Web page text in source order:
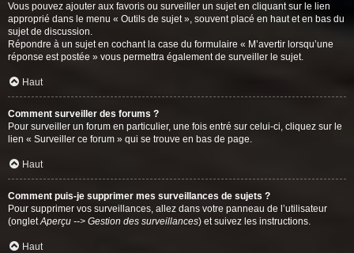
Vous pouvez ajouter aux favoris ou surveiller un sujet en cliquant sur le lien
approprié dans le menu « Outils de sujet », souvent placé en haut et en bas du
sujet de discussion.
Répondre à un sujet en cochant la case du formulaire « M’avertir lorsqu’une
réponse est postée » vous permettra également de surveiller le sujet.
Haut
Comment surveiller des forums ?
Pour surveiller un forum en particulier, une fois entré sur celui-ci, cliquez sur le
lien « Surveiller ce forum » qui se trouve en bas de page.
Haut
Comment puis-je supprimer mes surveillances de sujets ?
Pour supprimer vos surveillances, allez dans votre panneau de l’utilisateur
(ongletAperçu --> Gestion des surveillances) et suivez les instructions.
Haut